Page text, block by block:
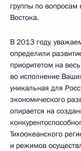
группы по вопросам
Востока.
В 2013 году,
определили
приоритетом на
во исполнение
уникальная для
экономического
опирается на
Тихоокеанского
и режимов